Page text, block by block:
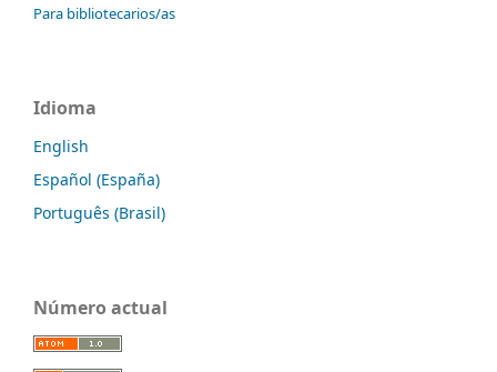
Para bibliotecarios/as
Idioma
English
Español (España)
Português (Brasil)
Número actual